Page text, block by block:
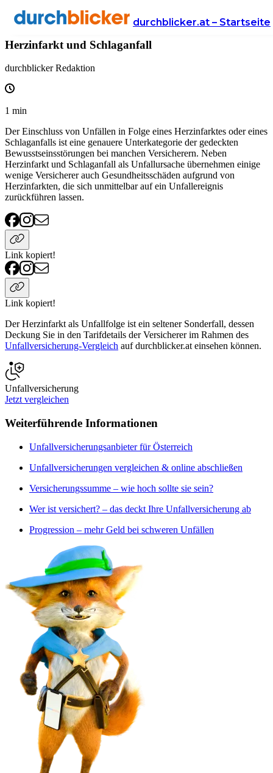
durchblicker.at – Startseite
Wissen Versicherung unfallversicherung
Herzinfarkt und Schlaganfall
durchblicker Redaktion
1 min
Der Einschluss von Unfällen in Folge eines Herzinfarktes oder eines
Schlaganfalls ist eine genauere Unterkategorie der gedeckten
Bewusstseinsstörungen bei manchen Versicherern. Neben
Herzinfarkt und Schlaganfall als Unfallursache übernehmen einige
wenige Versicherer auch Gesundheitsschäden aufgrund von
Herzinfarkten, die sich unmittelbar auf ein Unfallereignis
zurückführen lassen.
Link kopiert!
Link kopiert!
Der Herzinfarkt als Unfallfolge ist ein seltener Sonderfall, dessen
Deckung Sie in den Tarifdetails der Versicherer im Rahmen des
Unfallversicherung-Vergleich auf durchblicker.at einsehen können.
Unfallversicherung
Jetzt vergleichen
Weiterführende Informationen
Unfallversicherungsanbieter für Österreich
Unfallversicherungen vergleichen & online abschließen
Versicherungssumme – wie hoch sollte sie sein?
Wer ist versichert? – das deckt Ihre Unfallversicherung ab
Progression – mehr Geld bei schweren Unfällen